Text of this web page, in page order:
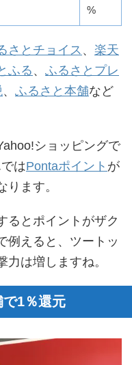
%
さとチョイス 、 楽天
ふる 、 ふるさとプレ
、 ふるさと本舗など
ショッピングで
はPontaポイント が
ます。
るとポイントがザク
例えると、ツートッ
は増しますね。
1％還元